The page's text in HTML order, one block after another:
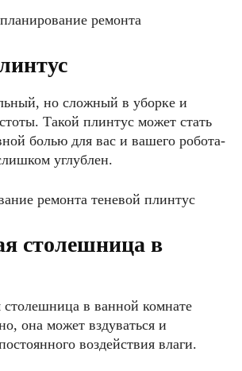
но сложный в уборке и
Такой плинтус может стать
болью для вас и вашего робота-
углублен.
столешница в
столешница в ванной комнате
она может вздуваться и
воздействия влаги.